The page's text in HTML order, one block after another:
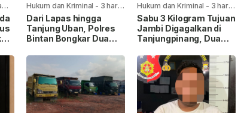
Hukum dan Kriminal - 3 hari
yang lalu
Dari Lapas hingga
Tanjung Uban, Polres
Bintan Bongkar Dua
Tersangka Dibekuk
Hukum dan Kriminal - 3 hari
yang lalu
Sabu 3 Kilogram Tujuan
Jambi Digagalkan di
Tanjungpinang, Dua